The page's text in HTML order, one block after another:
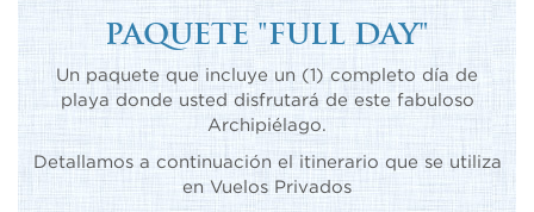
PAQUETE "FULL DAY"
Un paquete que incluye un (1) completo día de
playa donde usted disfrutará de este fabuloso
Archipiélago.
Detallamos a continuación el itinerario que se utiliza
en Vuelos Privados